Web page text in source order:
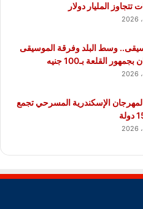
المليار دولار
وسط البلد وفرقة الموسيقى
القلعة بـ100 جنيه
الدورة الـ16 لمهرجان الإسكندرية المسرحي تجمع